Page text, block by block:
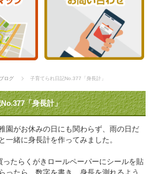
ブログ 子育てられ日記No.377「身長計」
「身長計」
園がお休みの日にも関わらず、雨の日だ
一緒に身長計を作ってみました。
ったらくがきロールペーパーにシールを貼
ったら、数字を書き、身長を測れるよう